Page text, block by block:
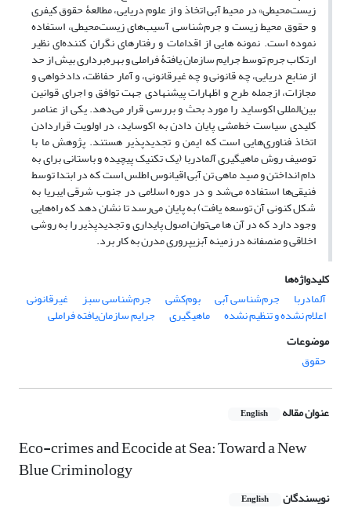
زیست‌محیطی» در محیط آبی اتخاذ و از علوم دریایی، مطالعۀ حقوق کیفری
و حقوق محیط زیست و جرم‌شناسی آسیب‌های زیست‌محیطی، استفاده
نموده است. نمونه هایی از اقدامات و رفتارهای نگران کننده‌ای نظیر
ارتکاب جرم توسط جرایم سازمان یافتۀ فراملی و بهره‌برداری بیش از حد
از منابع دریایی، چه قانونی و چه غیرقانونی، و آمار حفاظت، دادخواهی و
مجازات، ازجمله طرح و اظهارات پیشنهادی جهت توافق و اجرای قوانین
بین‌المللی اکوساید را مورد بحث و بررسی قرار می‌دهد. یکی از عناصر
کلیدی سیاست خط‌مشی پایان دادن به اکوساید، در اولویت قراردادن
اتخاذ فناوری‌هایی است که ایمن و تجدیدپذیر هستند. پژوهش ما با
توصیف روش ماهیگیری آلمادربا (یک تکنیک پیچیده و باستانی برای به
دام انداختن و صید ماهی تن آبی اقیانوس اطلس است که در ابتدا توسط
فنیقی‌ها استفاده می‌شد و در دوره اسلامی در جنوب شرقی ایبریا به
شکل کنونی آن توسعه یافت) به پایان می‌رسد تا نشان دهد که راه‌هایی
وجود دارد که در آن ها می‌توان اصول پایداری و تجدیدپذیر را به روشی
اخلاقی و منصفانه در زمینه آبزی­پروری مدرن به کار برد.
کلیدواژه‌ها
آلمادربا
جرم‌شناسی آبی بوم‌کشی جرم‌شناسی سبز غیرقانونی
اعلام نشده و تنظیم نشده ماهیگیری
جرایم سازمان‌یافته فراملی
موضوعات
حقوق
عنوان مقاله English
Eco-crimes and Ecocide at Sea: Toward a New
Blue Criminology
نویسندگان English